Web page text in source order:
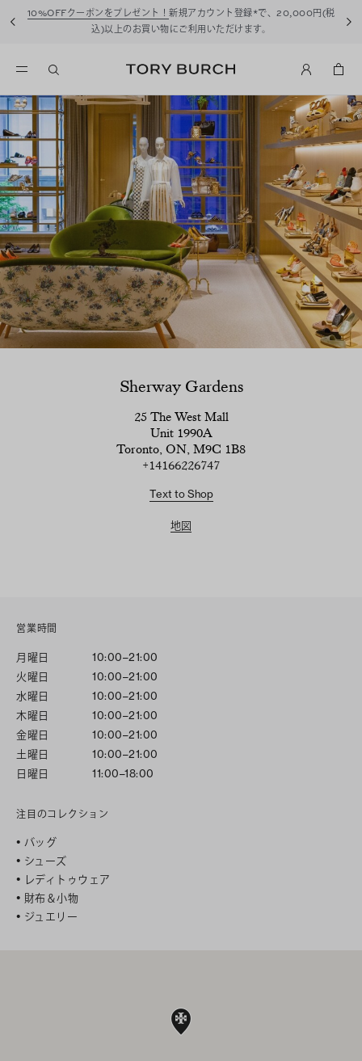
10%OFFクーポンをプレゼント！ 新規アカウント登録*で、20,000円(税
込)以上のお買い物にご利用いただけます。
Sherway Gardens
25 The West Mall
Unit 1990A
Toronto, ON, M9C 1B8
+14166226747
Text to Shop
地図
営業時間
月曜日
10:00–21:00
火曜日
10:00–21:00
水曜日
10:00–21:00
木曜日
10:00–21:00
金曜日
10:00–21:00
土曜日
10:00–21:00
日曜日
11:00–18:00
注目のコレクション
バッグ
シューズ
レディトゥウェア
財布＆小物
ジュエリー